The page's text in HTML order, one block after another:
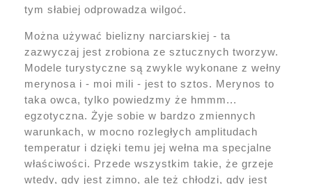
tym słabiej odprowadza wilgoć.
Można używać bielizny narciarskiej - ta
zazwyczaj jest zrobiona ze sztucznych tworzyw.
Modele turystyczne są zwykle wykonane z wełny
merynosa i - moi mili - jest to sztos. Merynos to
taka owca, tylko powiedzmy że hmmm...
egzotyczna. Żyje sobie w bardzo zmiennych
warunkach, w mocno rozległych amplitudach
temperatur i dzięki temu jej wełna ma specjalne
właściwości. Przede wszystkim takie, że grzeje
wtedy, gdy jest zimno, ale też chłodzi, gdy jest